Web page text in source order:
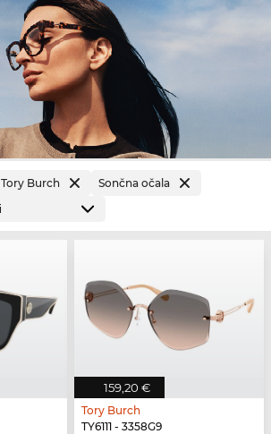
Tory Burch Sončna očala
159,20 €
Tory Burch
TY6111 - 3358G9